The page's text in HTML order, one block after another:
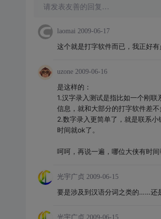
请发表友善的回复…
laomai 2009-06-17
这个就是打字软件而已，我正好
uzone 2009-06-16
是这样的：
1.汉字录入测试是指比如一个刚
信息，就和大部分的打字软件差不
2.数字录入更简单了，就是联系
时间就ok了。
呵呵，再说一遍，哪位大侠有时
光宇广贞 2009-06-15
要是涉及到汉语分词之类的……还
光宇广贞 2009-06-15